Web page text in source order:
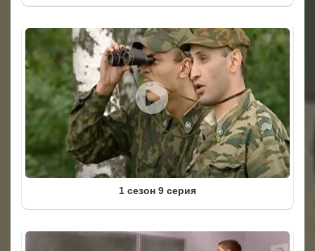
1 сезон 9 серия